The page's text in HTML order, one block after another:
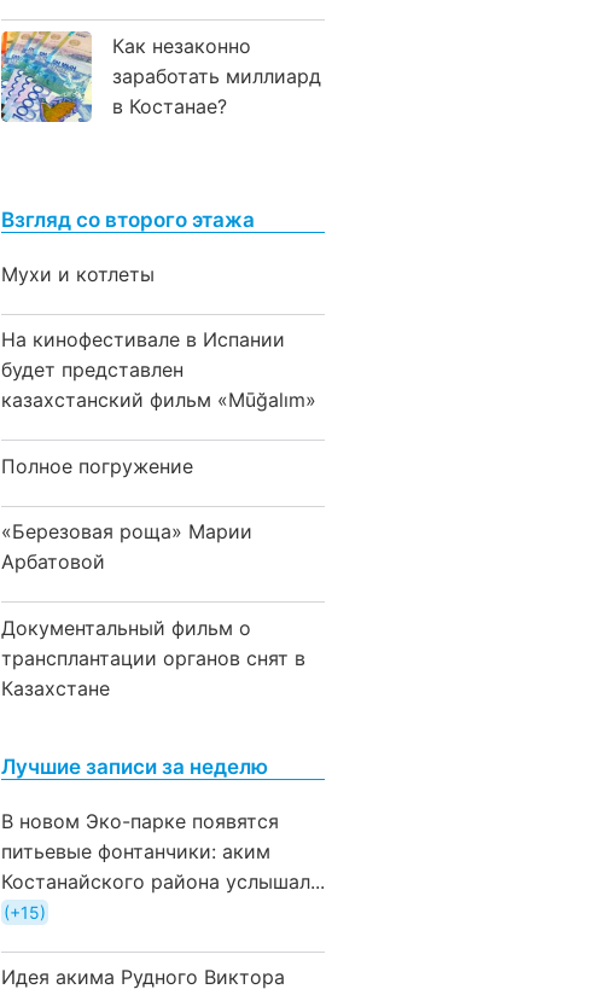
Как незаконно
заработать миллиард
в Костанае?
Взгляд со второго этажа
Мухи и котлеты
На кинофестивале в Испании
будет представлен
казахстанский фильм «Mūğalım»
Полное погружение
«Березовая роща» Марии
Арбатовой
Документальный фильм о
трансплантации органов снят в
Казахстане
Лучшие записи за неделю
В новом Эко-парке появятся
питьевые фонтанчики: аким
Костанайского района услышал...
+15
Идея акима Рудного Виктора